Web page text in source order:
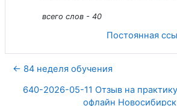
всего слов - 40
Постоянная
← 84 неделя обучения
640-2026-05-11 Отзыв на
офлайн